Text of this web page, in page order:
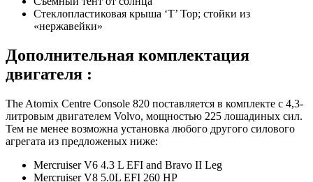
Стеклопластиковая крыша ‘T’ Top; стойки из
«нержавейки»
Дополнительная комплектация
двигателя :
The Atomix Centre Console 820 поставляется в комплекте с 4,3-
литровым двигателем Volvo, мощностью 225 лошадиных сил.
Тем не менее возможна установка любого другого силового
агрегата из предложеных ниже:
Mercruiser V6 4.3 L EFI and Bravo II Leg
Mercruiser V8 5.0L EFI 260 HP